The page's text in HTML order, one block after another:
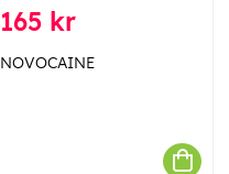
165 kr
NOVOCAINE